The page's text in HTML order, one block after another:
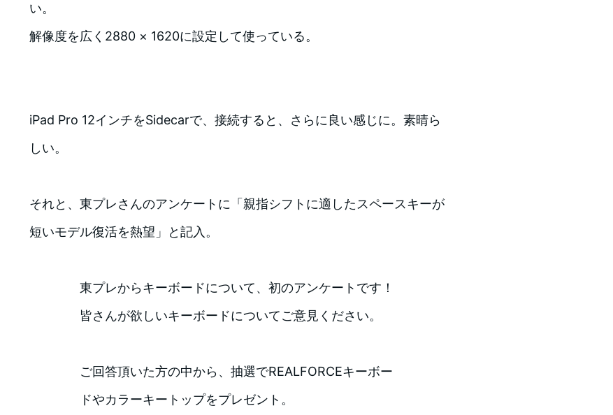
い。
解像度を広く2880 × 1620に設定して使っている。
iPad Pro 12インチをSidecarで、接続すると、さらに良い感じに。素晴ら
しい。
それと、東プレさんのアンケートに「親指シフトに適したスペースキーが
短いモデル復活を熱望」と記入。
東プレからキーボードについて、初のアンケートです！
皆さんが欲しいキーボードについてご意見ください。
ご回答頂いた方の中から、抽選でREALFORCEキーボー
ドやカラーキートップをプレゼント。